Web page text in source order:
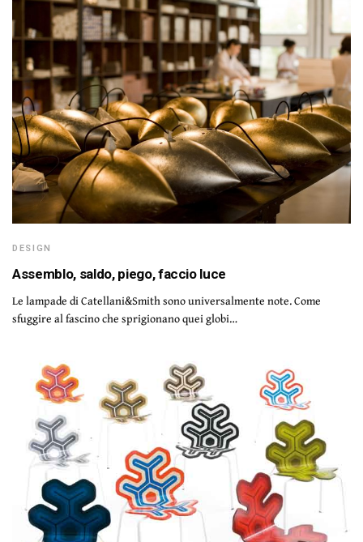
DESIGN
Assemblo, saldo, piego, faccio luce
Le lampade di Catellani&Smith sono universalmente note. Come
sfuggire al fascino che sprigionano quei globi…